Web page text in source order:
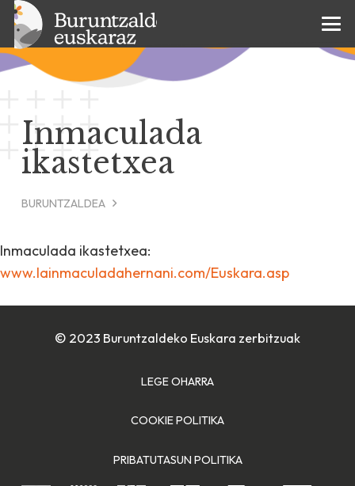
Inmaculada
ikastetxea
BURUNTZALDEA
Inmaculada ikastetxea:
www.lainmaculadahernani.com/Euskara.asp
© 2023 Buruntzaldeko Euskara zerbitzuak
LEGE OHARRA
COOKIE POLITIKA
PRIBATUTASUN POLITIKA